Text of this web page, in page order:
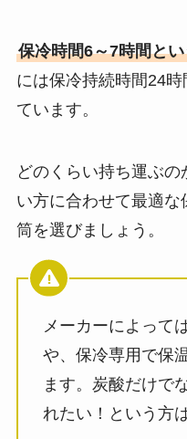
保冷時間6～7時間と
には保冷持続時間24
ています。
どのくらい持ち運ぶ
い方に合わせて最適
筒を選びましょう。
メーカーによって
や、保冷専用で保
ます。炭酸だけで
れたい！という方